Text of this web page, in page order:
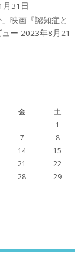
月31日
映画『認知症と
ー 2023年8月21
金
土
1
7
8
14
15
21
22
28
29